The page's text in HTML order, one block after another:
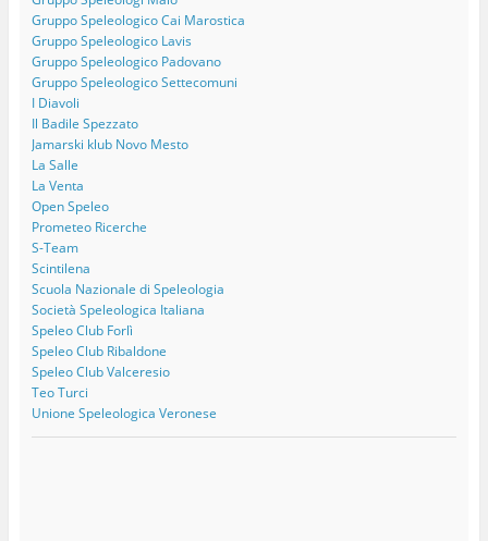
Gruppo Speleologico Cai Marostica
Gruppo Speleologico Lavis
Gruppo Speleologico Padovano
Gruppo Speleologico Settecomuni
I Diavoli
Il Badile Spezzato
Jamarski klub Novo Mesto
La Salle
La Venta
Open Speleo
Prometeo Ricerche
S-Team
Scintilena
Scuola Nazionale di Speleologia
Società Speleologica Italiana
Speleo Club Forlì
Speleo Club Ribaldone
Speleo Club Valceresio
Teo Turci
Unione Speleologica Veronese